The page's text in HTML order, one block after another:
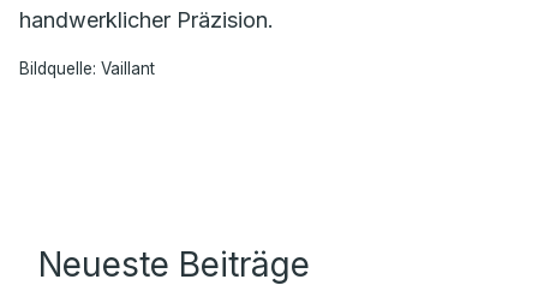
handwerklicher Präzision.
Bildquelle: Vaillant
Neueste Beiträge